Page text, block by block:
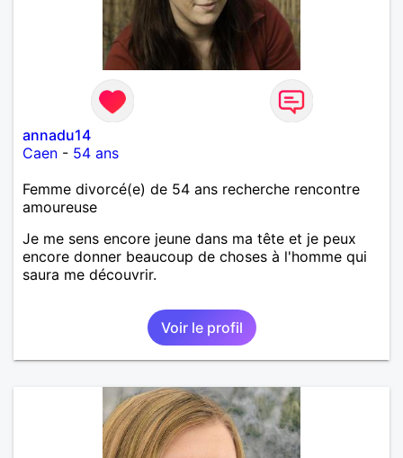
annadu14
Caen - 54 ans
Femme divorcé(e) de 54 ans recherche rencontre
amoureuse
Je me sens encore jeune dans ma tête et je peux
encore donner beaucoup de choses à l'homme qui
saura me découvrir.
Voir le profil